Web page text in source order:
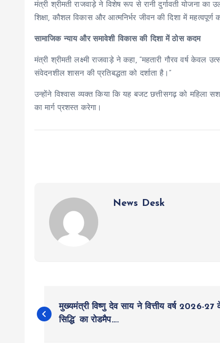
मंत्री श्रीमती राजवाड़े ने विशेष रूप से रानी दुर्गावती योजना
शिक्षा, कौशल विकास और आत्मनिर्भर जीवन की दिशा में
सामाजिक न्याय और समावेशी विकास की दिशा में ठोस कदम
मंत्री श्रीमती लक्ष्मी राजवाड़े ने कहा, “महतारी गौरव वर्ष
संवेदनशील शासन की प्रतिबद्धता को दर्शाता है।”
उन्होंने विश्वास व्यक्त किया कि यह बजट छत्तीसगढ़ को महिला
का मार्ग प्रशस्त करेगा।
News Desk
o
मुख्यमंत्री विष्णु देव साय ने वित्तीय वर्ष 2026-
सिद्धि’ का रोडमैप….